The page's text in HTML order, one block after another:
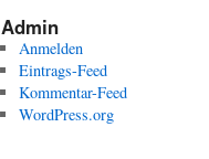
Admin
Anmelden
Eintrags-Feed
Kommentar-Feed
WordPress.org